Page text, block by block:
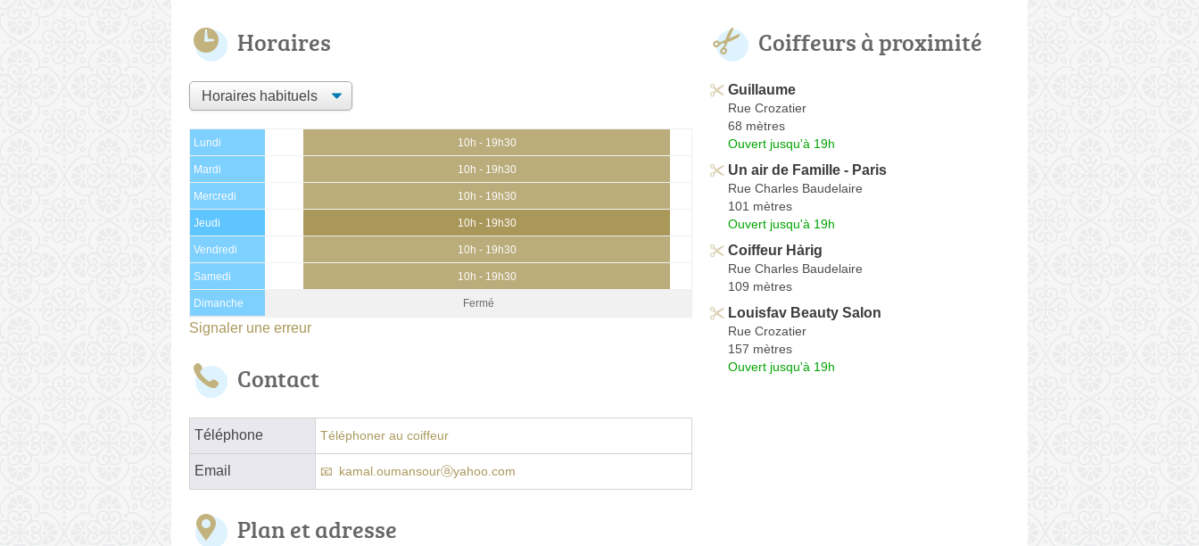
Horaires
Lundi 10h - 19h30
Mardi 10h - 19h30
Mercredi 10h - 19h30
Jeudi 10h - 19h30
Vendredi 10h - 19h30
Samedi 10h - 19h30
Dimanche Fermé
Signaler une erreur
Contact
Téléphone Téléphoner au coiffeur
Email kamal.oumansourⓐyahoo.com
Plan et adresse
Coiffeurs à proximité
Guillaume
Rue Crozatier
68 mètres
Ouvert jusqu'à 19h
Un air de Famille - Paris
Rue Charles Baudelaire
101 mètres
Ouvert jusqu'à 19h
Coiffeur Hȧrig
Rue Charles Baudelaire
109 mètres
Louisfav Beauty Salon
Rue Crozatier
157 mètres
Ouvert jusqu'à 19h